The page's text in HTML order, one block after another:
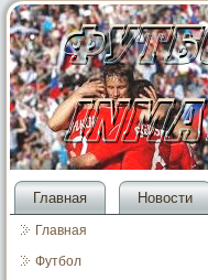
Главная Новости
Главная
Футбол